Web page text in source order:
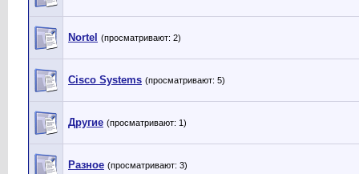
Nortel (просматривают: 2)
Cisco Systems (просматривают: 5)
Другие (просматривают: 1)
Разное (просматривают: 3)